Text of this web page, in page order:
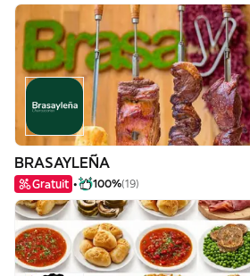
BRASAYLEÑA
Gratuit 100%(19)